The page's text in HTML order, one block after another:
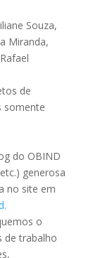
Souza,
Miranda,
de
somente
do OBIND
generosa
no site em
o
de trabalho